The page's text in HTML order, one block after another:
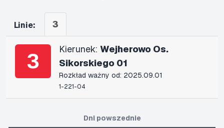
Linie: 3
3 Kierunek: Wejherowo Os.
Sikorskiego 01
Rozkład ważny od: 2025.09.01
1-221-04
Dni powszednie